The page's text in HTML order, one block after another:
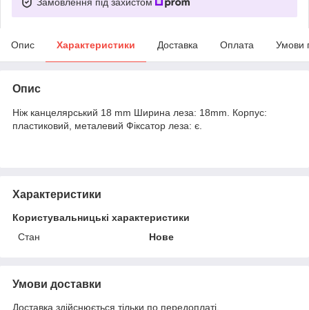
Опис Характеристики Доставка Оплата Умови
Опис
Ніж канцелярський 18 mm Ширина леза: 18mm. Корпус:
пластиковий, металевий Фіксатор леза: є.
Характеристики
Користувальницькі характеристики
Стан
Нове
Умови доставки
Доставка здійснюється тільки по передоплаті.